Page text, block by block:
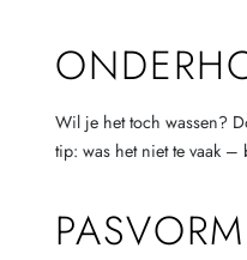
Wil je het toch wassen?
tip: was het niet te vaak